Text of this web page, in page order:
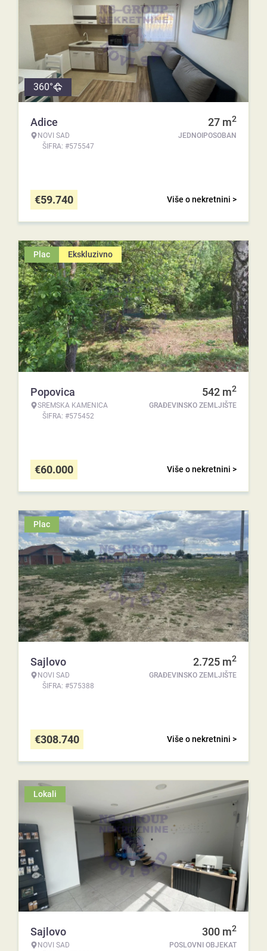
360°
Adice
NOVI SAD
ŠIFRA: #575547
27 m2
JEDNOIPOSOBAN
Više o nekretnini >
€59.740
Plac Ekskluzivno
Popovica
SREMSKA KAMENICA
ŠIFRA: #575452
542 m2
GRAĐEVINSKO ZEMLJIŠTE
Više o nekretnini >
€60.000
Plac
Sajlovo
NOVI SAD
ŠIFRA: #575388
2.725 m2
GRAĐEVINSKO ZEMLJIŠTE
Više o nekretnini >
€308.740
Lokali
Sajlovo
NOVI SAD
300 m2
POSLOVNI OBJEKAT